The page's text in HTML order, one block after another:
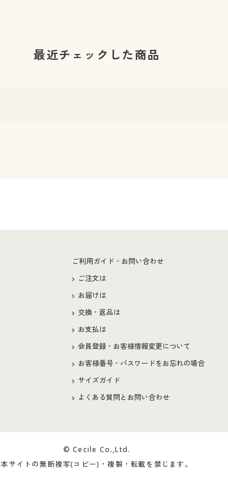
最近チェックした商品
ご利用ガイド・お問い合わせ
ご注文は
お届けは
交換・返品は
お支払は
会員登録・お客様情報変更について
お客様番号・パスワードをお忘れの場合
サイズガイド
よくある質問とお問い合わせ
© Cecile Co.,Ltd.
本サイトの無断複写(コピー)・複製・転載を禁じます。